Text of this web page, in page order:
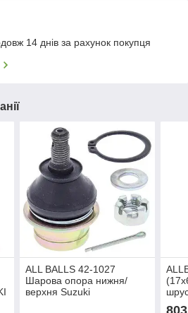
14 днів за рахунок покупця
ALL BALLS 42-1027
Шарова опора нижня/
верхня Suzuki